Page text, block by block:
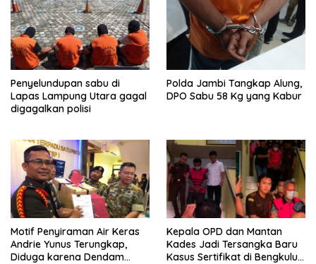
Penyelundupan sabu di
Lapas Lampung Utara gagal
digagalkan polisi
Polda Jambi Tangkap Alung,
DPO Sabu 58 Kg yang Kabur
Motif Penyiraman Air Keras
Andrie Yunus Terungkap,
Diduga karena Dendam
Kepala OPD dan Mantan
Kades Jadi Tersangka Baru
Kasus Sertifikat di Bengkulu